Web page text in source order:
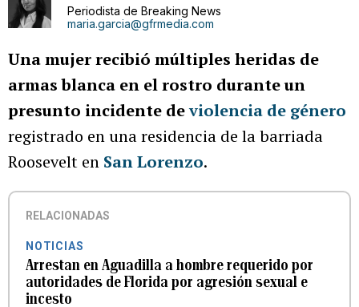
Periodista de Breaking News
maria.garcia@gfrmedia.com
Una mujer recibió múltiples heridas de
armas blanca en el rostro durante un
presunto incidente deviolencia de género
registrado en una residencia de la barriada
Roosevelt en San Lorenzo.
RELACIONADAS
NOTICIAS
Arrestan en Aguadilla a hombre requerido por
autoridades de Florida por agresión sexual e
incesto